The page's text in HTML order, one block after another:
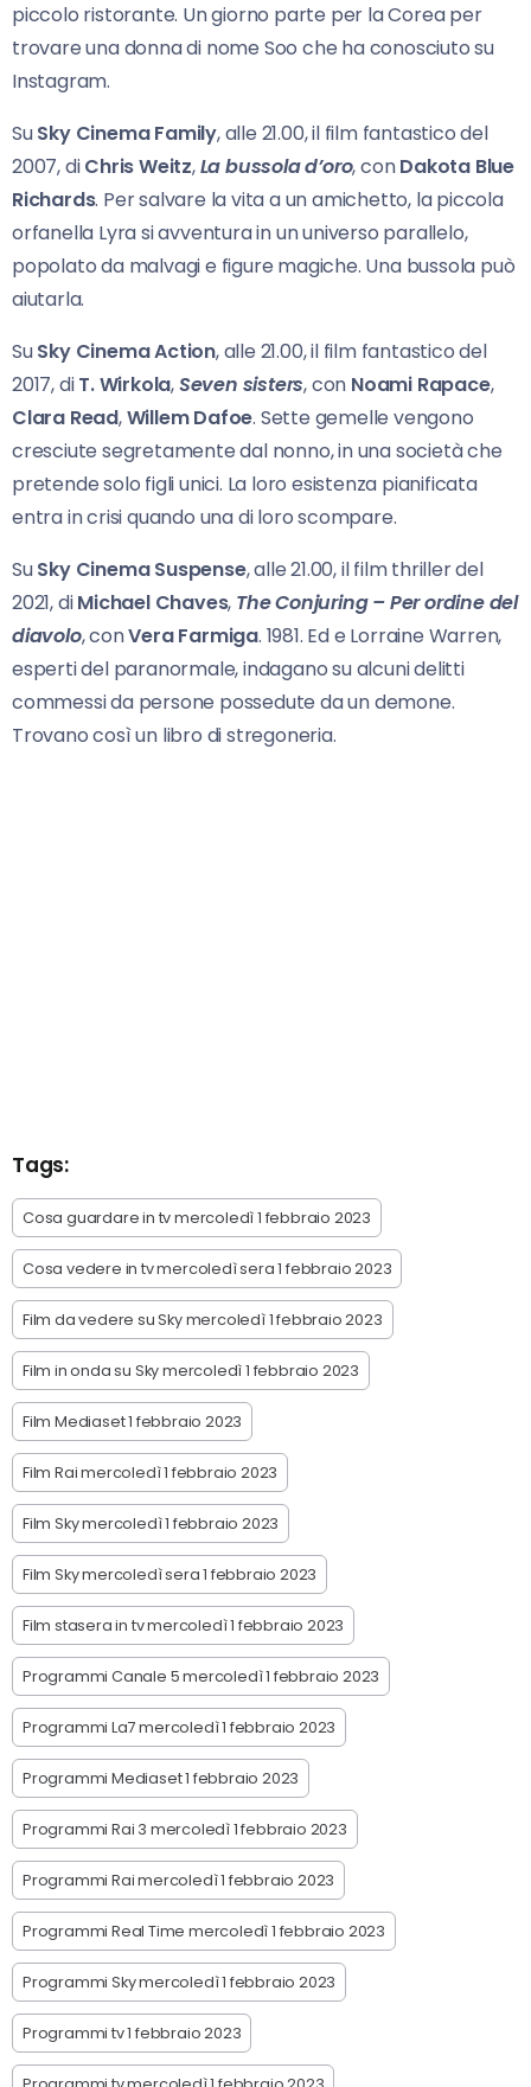
piccolo ristorante. Un giorno parte per la Corea per
trovare una donna di nome Soo che ha conosciuto su
Instagram.
SuSky Cinema Family, alle 21.00, il film fantastico del
2007, diChris Weitz,La bussola d’oro, conDakota Blue
Richards. Per salvare la vita a un amichetto, la piccola
orfanella Lyra si avventura in un universo parallelo,
popolato da malvagi e figure magiche. Una bussola può
aiutarla.
SuSky Cinema Action, alle 21.00, il film fantastico del
2017, diT. Wirkola,Seven sisters, con Noami Rapace,
Clara Read,Willem Dafoe. Sette gemelle vengono
cresciute segretamente dal nonno, in una società che
pretende solo figli unici. La loro esistenza pianificata
entra in crisi quando una di loro scompare.
SuSky Cinema Suspense, alle 21.00, il film thriller del
2021, diMichael Chaves, The Conjuring – Per ordine del
diavolo, conVera Farmiga. 1981. Ed e Lorraine Warren,
esperti del paranormale, indagano su alcuni delitti
commessi da persone possedute da un demone.
Trovano così un libro di stregoneria.
Tags:
Cosa guardare in tv mercoledì 1 febbraio 2023
Cosa vedere in tv mercoledì sera 1 febbraio 2023
Film da vedere su Sky mercoledì 1 febbraio 2023
Film in onda su Sky mercoledì 1 febbraio 2023
Film Mediaset 1 febbraio 2023
Film Rai mercoledì 1 febbraio 2023
Film Sky mercoledì 1 febbraio 2023
Film Sky mercoledì sera 1 febbraio 2023
Film stasera in tv mercoledì 1 febbraio 2023
Programmi Canale 5 mercoledì 1 febbraio 2023
Programmi La7 mercoledì 1 febbraio 2023
Programmi Mediaset 1 febbraio 2023
Programmi Rai 3 mercoledì 1 febbraio 2023
Programmi Rai mercoledì 1 febbraio 2023
Programmi Real Time mercoledì 1 febbraio 2023
Programmi Sky mercoledì 1 febbraio 2023
Programmi tv 1 febbraio 2023